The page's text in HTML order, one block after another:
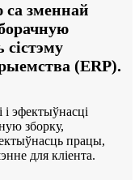
са зменнай
(ERP).
і эфектыўнасці
зборку,
працы,
для кліента.